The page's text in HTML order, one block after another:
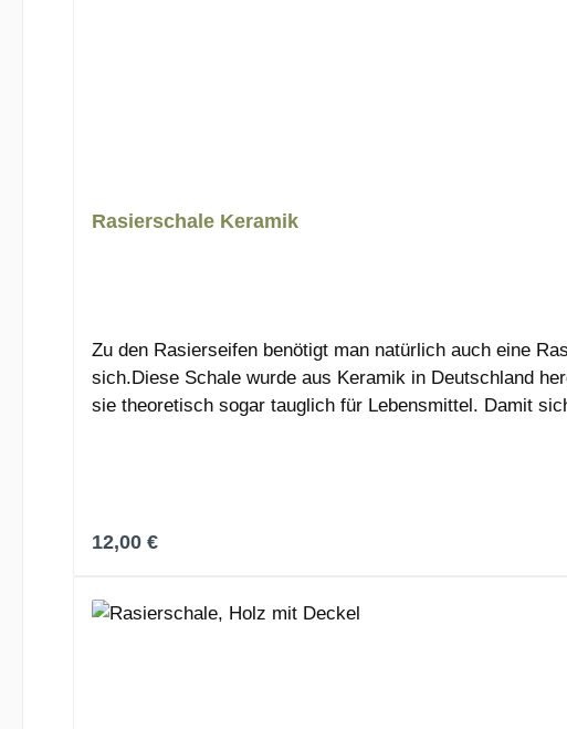
Rasierschale Keramik
Zu den Rasierseifen benötigt man natürlich auch eine
sich.Diese Schale wurde aus Keramik in Deutschland
sie theoretisch sogar tauglich für Lebensmittel. Damit
Regulärer Preis:
12,00 €